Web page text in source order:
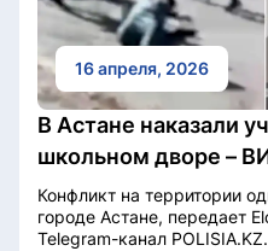
16 апреля, 2026
В Астане наказали
школьном дворе –
Конфликт на территории
городе Астане, передает
Telegram-канал POLISIA.KZ.